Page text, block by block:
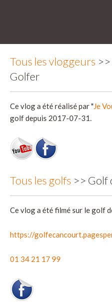
Tous les vloggeurs
Golfer
Ce vlog a été réalisé par "Je
golf depuis 2017-07-31.
Tous les golfs >> Golf
Ce vlog a été filmé sur le golf
https://
01 34 21 17 99